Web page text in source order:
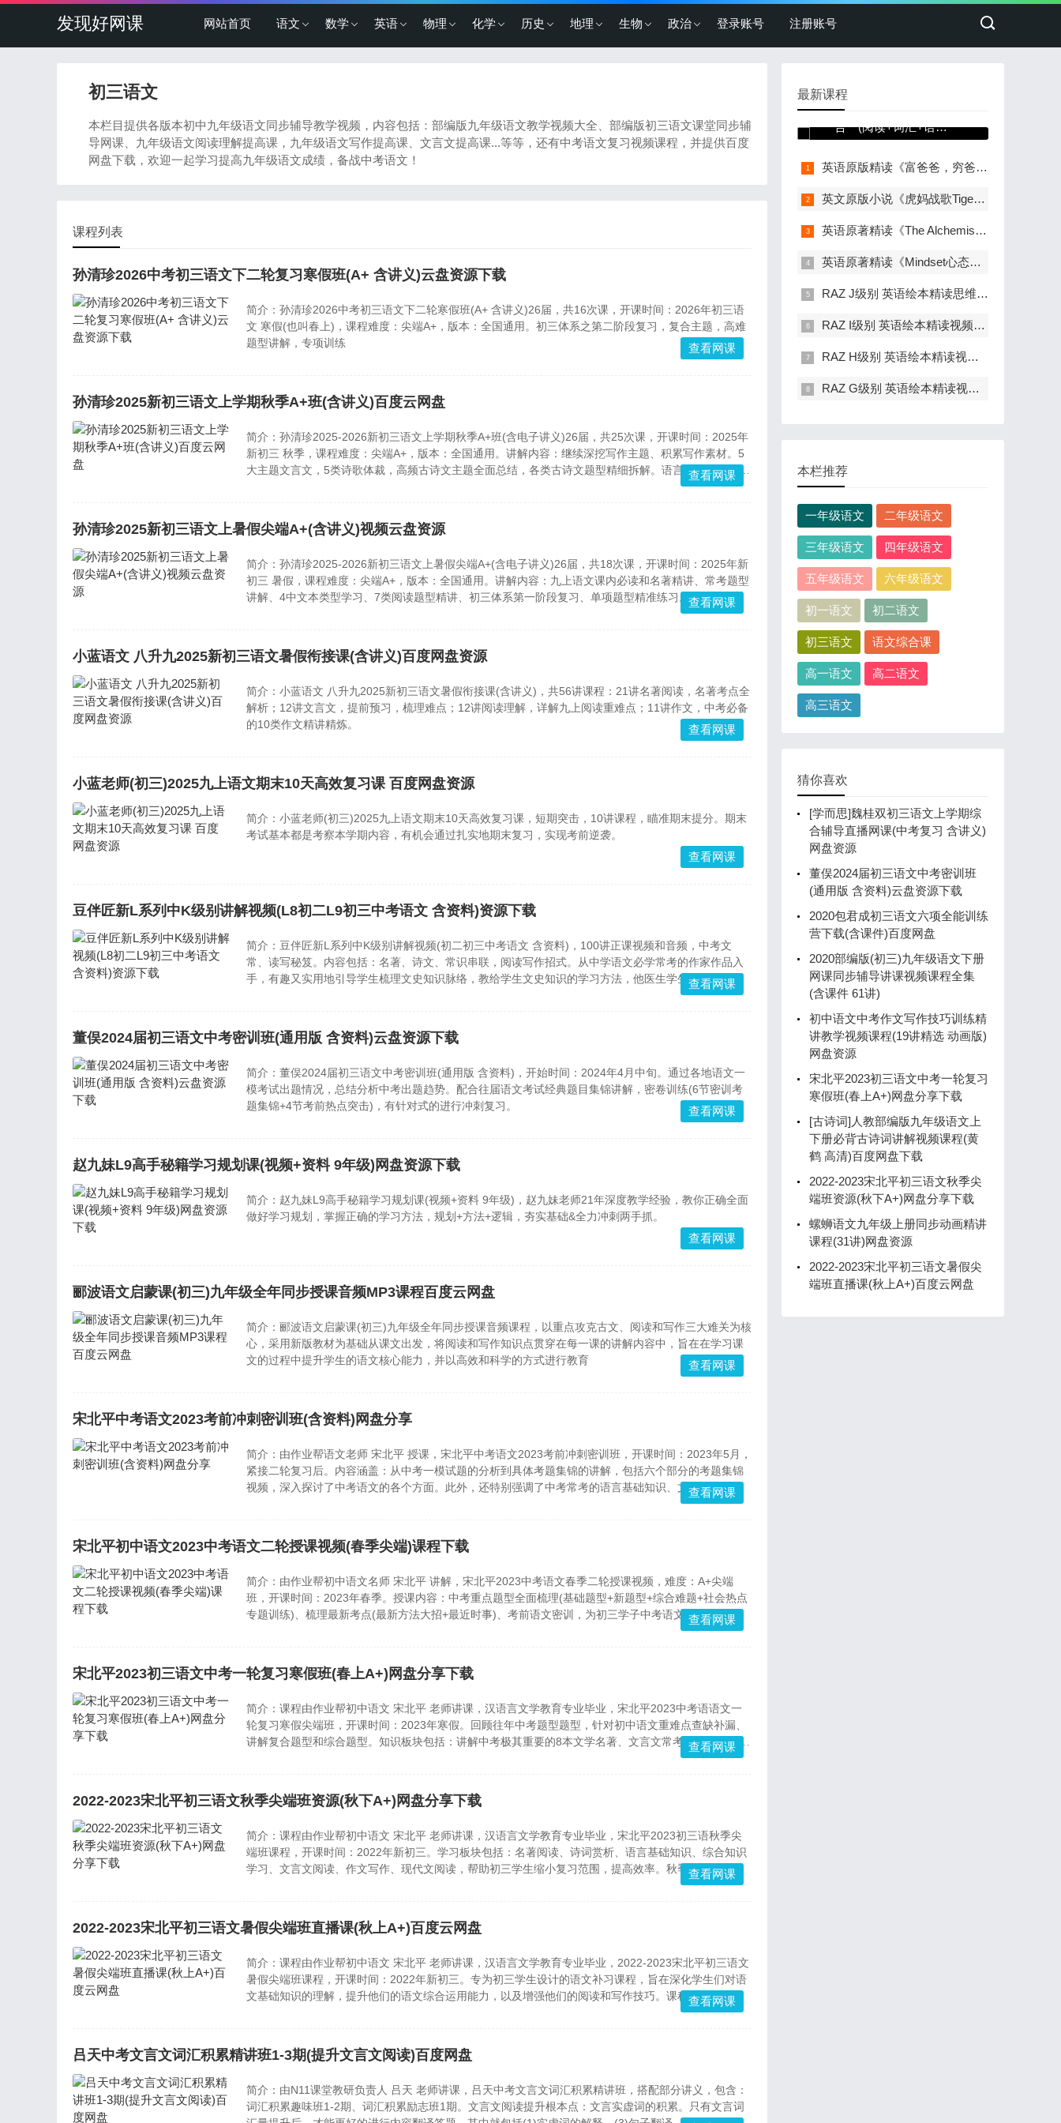
发现好网课 网站首页 语文 数学 英语 物理 化学 历史 地理 生物 政治 登录账号 注册账号
初三语文
本栏目提供各版本初中九年级语文同步辅导教学视频，内容包括：部编版九年级语文教学视频大全、部编版初三语文课堂同步辅
导网课、九年级语文阅读理解提高课，九年级语文写作提高课、文言文提高课...等等，还有中考语文复习视频课程，并提供百度
网盘下载，欢迎一起学习提高九年级语文成绩，备战中考语文！
课程列表
孙清珍2026中考初三语文下二轮复习寒假班(A+ 含讲义)云盘资源下载
简介：孙清珍2026中考初三语文下二轮寒假班(A+ 含讲义)26届，共16次课，开课时间：2026年初三语
文 寒假(也叫春上)，课程难度：尖端A+，版本：全国通用。初三体系之第二阶段复习，复合主题，高难
题型讲解，专项训练
查看网课
孙清珍2025新初三语文上学期秋季A+班(含讲义)百度云网盘
简介：孙清珍2025-2026新初三语文上学期秋季A+班(含电子讲义)26届，共25次课，开课时间：2025年
新初三 秋季，课程难度：尖端A+，版本：全国通用。讲解内容：继续深挖写作主题、积累写作素材。5
大主题文言文，5类诗歌体裁，高频古诗文主题全面总结，各类古诗文题型精细拆解。语言基础模块式学
查看网课
孙清珍2025新初三语文上暑假尖端A+(含讲义)视频云盘资源
简介：孙清珍2025-2026新初三语文上暑假尖端A+(含电子讲义)26届，共18次课，开课时间：2025年新
初三 暑假，课程难度：尖端A+，版本：全国通用。讲解内容：九上语文课内必读和名著精讲、常考题型
讲解、4中文本类型学习、7类阅读题型精讲、初三体系第一阶段复习、单项题型精准练习。四大主题作
查看网课
小蓝语文 八升九2025新初三语文暑假衔接课(含讲义)百度网盘资源
简介：小蓝语文 八升九2025新初三语文暑假衔接课(含讲义)，共56讲课程：21讲名著阅读，名著考点全
解析；12讲文言文，提前预习，梳理难点；12讲阅读理解，详解九上阅读重难点；11讲作文，中考必备
的10类作文精讲精炼。
查看网课
小蓝老师(初三)2025九上语文期末10天高效复习课 百度网盘资源
简介：小蓝老师(初三)2025九上语文期末10天高效复习课，短期突击，10讲课程，瞄准期末提分。期末
考试基本都是考察本学期内容，有机会通过扎实地期末复习，实现考前逆袭。
查看网课
豆伴匠新L系列中K级别讲解视频(L8初二L9初三中考语文 含资料)资源下载
简介：豆伴匠新L系列中K级别讲解视频(初二初三中考语文 含资料)，100讲正课视频和音频，中考文
常、读写秘笈。内容包括：名著、诗文、常识串联，阅读写作招式。从中学语文必学常考的作家作品入
手，有趣又实用地引导学生梳理文史知识脉络，教给学生文史知识的学习方法，他医生学生的理解能
查看网课
董俣2024届初三语文中考密训班(通用版 含资料)云盘资源下载
简介：董俣2024届初三语文中考密训班(通用版 含资料)，开始时间：2024年4月中旬。通过各地语文一
模考试出题情况，总结分析中考出题趋势。配合往届语文考试经典题目集锦讲解，密卷训练(6节密训考
题集锦+4节考前热点突击)，有针对式的进行冲刺复习。
查看网课
赵九妹L9高手秘籍学习规划课(视频+资料 9年级)网盘资源下载
简介：赵九妹L9高手秘籍学习规划课(视频+资料 9年级)，赵九妹老师21年深度教学经验，教你正确全面
做好学习规划，掌握正确的学习方法，规划+方法+逻辑，夯实基础&全力冲刺两手抓。
查看网课
郦波语文启蒙课(初三)九年级全年同步授课音频MP3课程百度云网盘
简介：郦波语文启蒙课(初三)九年级全年同步授课音频课程，以重点攻克古文、阅读和写作三大难关为核
心，采用新版教材为基础从课文出发，将阅读和写作知识点贯穿在每一课的讲解内容中，旨在在学习课
文的过程中提升学生的语文核心能力，并以高效和科学的方式进行教育
查看网课
宋北平中考语文2023考前冲刺密训班(含资料)网盘分享
简介：由作业帮语文老师 宋北平 授课，宋北平中考语文2023考前冲刺密训班，开课时间：2023年5月，
紧接二轮复习后。内容涵盖：从中考一模试题的分析到具体考题集锦的讲解，包括六个部分的考题集锦
视频，深入探讨了中考语文的各个方面。此外，还特别强调了中考常考的语言基础知识、文言文阅读、
现代文阅读以及社会热点作文的高频题型，旨在帮助学生掌握考试技巧，提高答题效率。最后，通过语
能够在中考中取得优异成绩。
查看网课
宋北平初中语文2023中考语文二轮授课视频(春季尖端)课程下载
简介：由作业帮初中语文名师 宋北平 讲解，宋北平2023中考语文春季二轮授课视频，难度：A+尖端
班，开课时间：2023年春季。授课内容：中考重点题型全面梳理(基础题型+新题型+综合难题+社会热点
专题训练)、梳理最新考点(最新方法大招+最近时事)、考前语文密训，为初三学子中考语文保驾护航。
查看网课
宋北平2023初三语文中考一轮复习寒假班(春上A+)网盘分享下载
简介：课程由作业帮初中语文 宋北平 老师讲课，汉语言文学教育专业毕业，宋北平2023中考语语文一
轮复习寒假尖端班，开课时间：2023年寒假。回顾往年中考题型题型，针对初中语文重难点查缺补漏、
讲解复合题型和综合题型。知识板块包括：讲解中考极其重要的8本文学名著、文言文常考类型划重点和
查看网课
2022-2023宋北平初三语文秋季尖端班资源(秋下A+)网盘分享下载
简介：课程由作业帮初中语文 宋北平 老师讲课，汉语言文学教育专业毕业，宋北平2023初三语秋季尖
端班课程，开课时间：2022年新初三。学习板块包括：名著阅读、诗词赏析、语言基础知识、综合知识
学习、文言文阅读、作文写作、现代文阅读，帮助初三学生缩小复习范围，提高效率。秋季班讲到初中
语文65%的记叙文阅读题型、100%议论文阅读最难题型、70%作文类型和范文，并且进行阅读和写动作
查看网课
2022-2023宋北平初三语文暑假尖端班直播课(秋上A+)百度云网盘
简介：课程由作业帮初中语文 宋北平 老师讲课，汉语言文学教育专业毕业，2022-2023宋北平初三语文
暑假尖端班课程，开课时间：2022年新初三。专为初三学生设计的语文补习课程，旨在深化学生们对语
文基础知识的理解，提升他们的语文综合运用能力，以及增强他们的阅读和写作技巧。课程内容广泛，
覆盖了成语、病句、非连续性文本、文言文阅读、记叙文阅读、议论文写作等多个领域。此外，课程还
查看网课
吕天中考文言文词汇积累精讲班1-3期(提升文言文阅读)百度网盘
简介：由N11课堂教研负责人 吕天 老师讲课，吕天中考文言文词汇积累精讲班，搭配部分讲义，包含：
词汇积累趣味班1-2期、词汇积累励志班1期。文言文阅读提升根本点：文言实虚词的积累。只有文言词
最新课程
Nico英语外刊精读课三
合一(阅读+词汇+语法)
视频课 百度网盘资源
英语原版精读《富爸爸，穷爸爸》英文视频讲解 网盘资源下载
英文原版小说《虎妈战歌Tiger Mothe上下册》英文视频讲解 百度网盘资源
英语原著精读《The Alchemist 牧羊少年的奇幻旅游》视频精讲 网盘资源下载
英语原著精读《Mindset心态》258讲完整视频 百度网盘资源
RAZ J级别 英语绘本精读思维课(外教版)百度网盘资源
RAZ I级别 英语绘本精读视频课(外教授课版)云网盘资源
RAZ H级别 英语绘本精读视频课(外教讲解)云网盘资源
RAZ G级别 英语绘本精读视频课(外教授课)云网盘资源
本栏推荐
一年级语文 二年级语文
三年级语文 四年级语文
五年级语文 六年级语文
初一语文 初二语文
初三语文 语文综合课
高一语文 高二语文
高三语文
猜你喜欢
[学而思]魏桂双初三语文上学期综
合辅导直播网课(中考复习 含讲义)
网盘资源
董俣2024届初三语文中考密训班
(通用版 含资料)云盘资源下载
2020包君成初三语文六项全能训练
营下载(含课件)百度网盘
2020部编版(初三)九年级语文下册
网课同步辅导讲课视频课程全集
(含课件 61讲)
初中语文中考作文写作技巧训练精
讲教学视频课程(19讲精选 动画版)
网盘资源
宋北平2023初三语文中考一轮复习
寒假班(春上A+)网盘分享下载
[古诗词]人教部编版九年级语文上
下册必背古诗词讲解视频课程(黄
鹤 高清)百度网盘下载
2022-2023宋北平初三语文秋季尖
端班资源(秋下A+)网盘分享下载
螺蛳语文九年级上册同步动画精讲
课程(31讲)网盘资源
2022-2023宋北平初三语文暑假尖
端班直播课(秋上A+)百度云网盘